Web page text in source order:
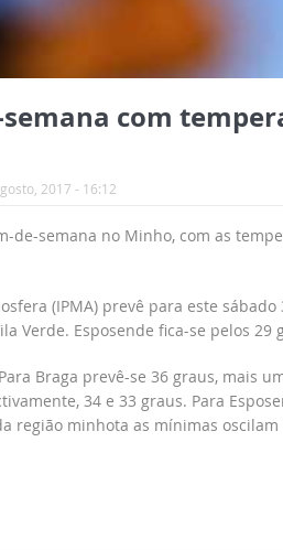
com
2017 - 16:12
de-semana no Minho, com as
(IPMA) prevê para este
Verde. Esposende fica-se pelos
Braga prevê-se 36 graus, mais
34 e 33 graus. Para
região minhota as mínimas oscilam